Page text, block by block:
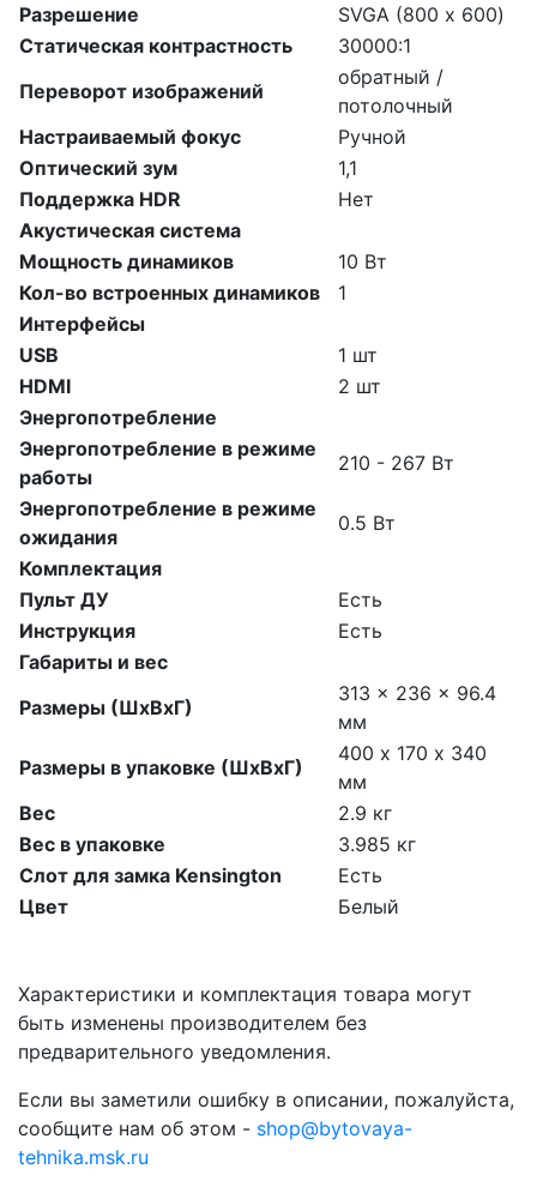
Разрешение
SVGA (800 х 600)
Статическая контрастность
30000:1
Переворот изображений
обратный /
потолочный
Настраиваемый фокус
Ручной
Оптический зум
1,1
Поддержка HDR
Нет
Акустическая система
Мощность динамиков
10 Вт
Кол-во встроенных динамиков
1
Интерфейсы
USB
1 шт
HDMI
2 шт
Энергопотребление
Энергопотребление в режиме
работы
210 - 267 Вт
Энергопотребление в режиме
ожидания
0.5 Вт
Комплектация
Пульт ДУ
Есть
Инструкция
Есть
Габариты и вес
Размеры (ШxВxГ)
313 x 236 x 96.4
мм
Размеры в упаковке (ШxВxГ)
400 х 170 х 340
мм
Вес
2.9 кг
Вес в упаковке
3.985 кг
Слот для замка Kensington
Есть
Цвет
Белый
Характеристики и комплектация товара могут
быть изменены производителем без
предварительного уведомления.
Если вы заметили ошибку в описании, пожалуйста,
сообщите нам об этом - shop@bytovaya-
tehnika.msk.ru